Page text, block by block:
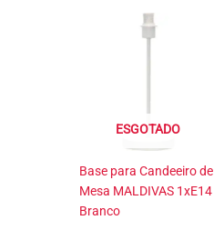
ESGOTADO
Base para Candeeiro de
Mesa MALDIVAS 1xE14
Branco